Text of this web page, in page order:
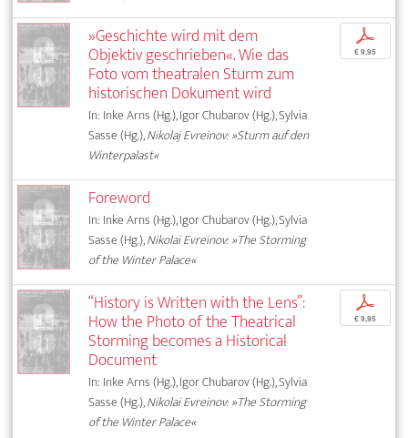
»Geschichte wird mit dem
Objektiv geschrieben«. Wie das
Foto vom theatralen Sturm zum
historischen Dokument wird
In: Inke Arns (Hg.), Igor Chubarov (Hg.), Sylvia
Sasse (Hg.),Nikolaj Evreinov: »Sturm auf den
Winterpalast«
p
€ 9,95
Foreword
In: Inke Arns (Hg.), Igor Chubarov (Hg.), Sylvia
Sasse (Hg.),Nikolai Evreinov: »The Storming
of the Winter Palace«
“History is Written with the Lens”:
How the Photo of the Theatrical
Storming becomes a Historical
Document
In: Inke Arns (Hg.), Igor Chubarov (Hg.), Sylvia
Sasse (Hg.),Nikolai Evreinov: »The Storming
of the Winter Palace«
p
€ 9,95